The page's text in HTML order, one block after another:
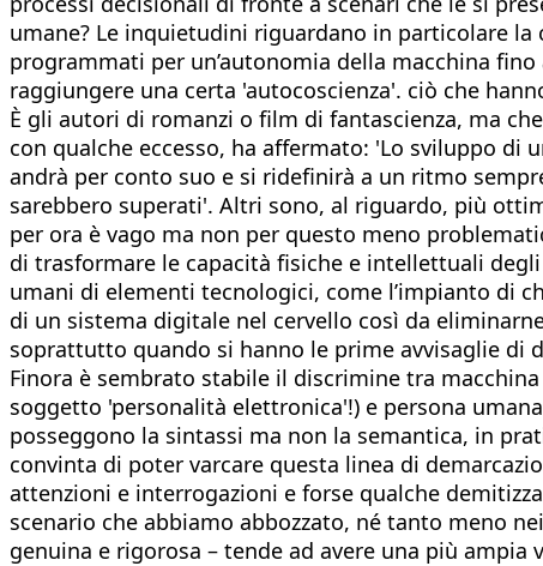
umane? Le inquietudini riguardano in particolare
programmati per un’autonomia della macchina
raggiungere una certa 'autocoscienza'. ciò che
È gli autori di romanzi o film di fantascienza, ma
con qualche eccesso, ha affermato: 'Lo sviluppo di
andrà per conto suo e si ridefinirà a un ritmo
sarebbero superati'. Altri sono, al riguardo, più
per ora è vago ma non per questo meno
di trasformare le capacità fisiche e intellettuali
umani di elementi tecnologici, come l’impianto di
di un sistema digitale nel cervello così da
soprattutto quando si hanno le prime avvisaglie di
Finora è sembrato stabile il discrimine tra
soggetto 'personalità elettronica'!) e persona
posseggono la sintassi ma non la semantica, in
convinta di poter varcare questa linea di
attenzioni e interrogazioni e forse qualche
scenario che abbiamo abbozzato, né tanto meno
genuina e rigorosa – tende ad avere una più ampia